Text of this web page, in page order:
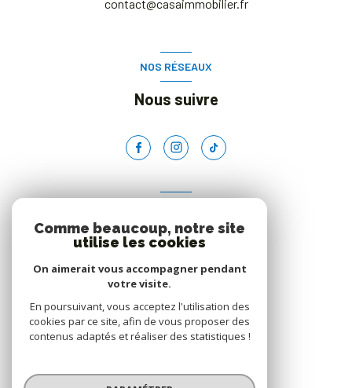
contact@casaimmobilier.fr
NOS RÉSEAUX
Nous suivre
Nous adhérons
© 2026 | Tous droits réservés
Comme beaucoup, notre site
utilise les cookies
On aimerait vous accompagner pendant
votre visite.
En poursuivant, vous acceptez l'utilisation des
cookies par ce site, afin de vous proposer des
contenus adaptés et réaliser des statistiques !